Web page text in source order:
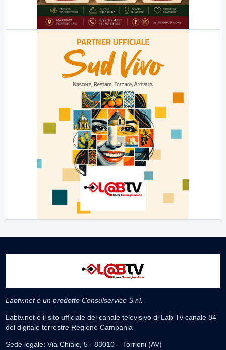
Labtv.net è un prodotto Consulservice S.r.l.
Labtv.net è il sito ufficiale del canale televisivo di Lab Tv canale 84
del digitale terrestre Regione Campania
Sede legale: Via Chiaio, 5 - 83010 – Torrioni (AV)